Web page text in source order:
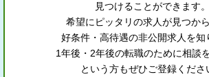
見つけることができます。
希望にピッタリの求人が見つから
好条件・高待遇の非公開求人を知
1年後・2年後の転職のために相談を
という方もぜひご登録くださ